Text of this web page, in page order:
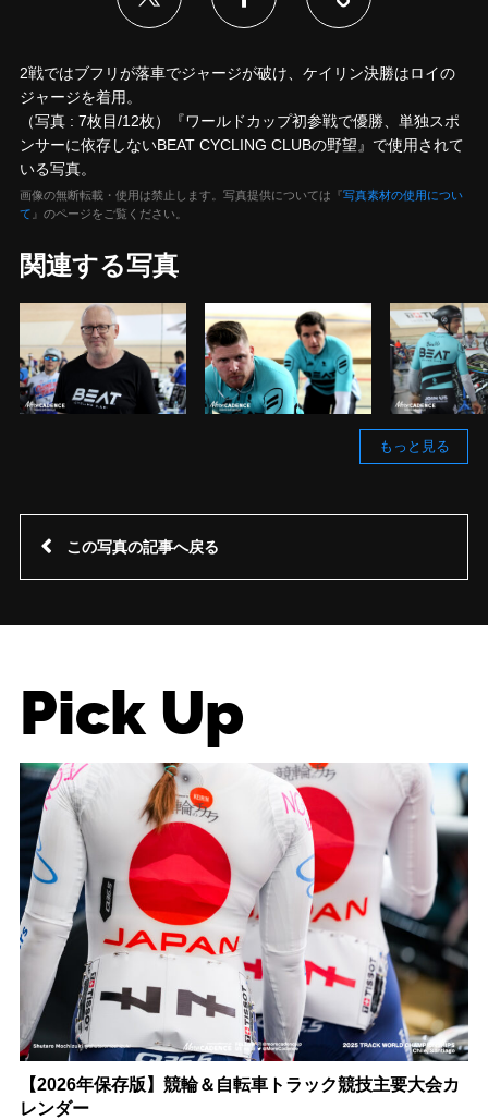
2戦ではブフリが落車でジャージが破け、ケイリン決勝はロイの
ジャージを着用。
（写真 : 7枚目/12枚）『ワールドカップ初参戦で優勝、単独スポ
ンサーに依存しないBEAT CYCLING CLUBの野望』で使用されて
いる写真。
画像の無断転載・使用は禁止します。写真提供については『写真素材の使用につい
て 』のページをご覧ください。
関連する写真
もっと見る
この写真の記事へ戻る
Pick Up
【2026年保存版】競輪＆自転車トラック競技主要大会カ
レンダー